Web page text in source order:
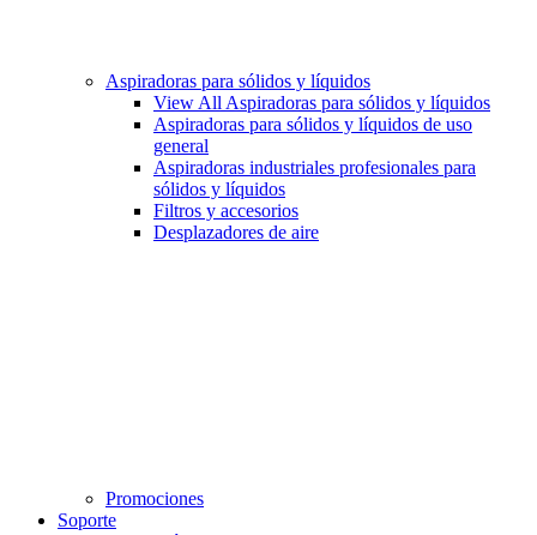
Aspiradoras para sólidos y líquidos
View All Aspiradoras para sólidos y líquidos
Aspiradoras para sólidos y líquidos de uso
general
Aspiradoras industriales profesionales para
sólidos y líquidos
Filtros y accesorios
Desplazadores de aire
Promociones
Soporte